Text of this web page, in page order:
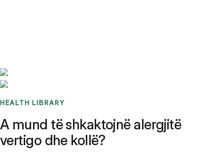
HEALTH LIBRARY
A mund të shkaktojnë alergjitë
vertigo dhe kollë?